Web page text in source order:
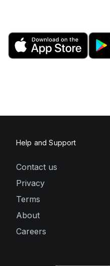
Help and Support
Contact us
Privacy
Terms
About
Careers